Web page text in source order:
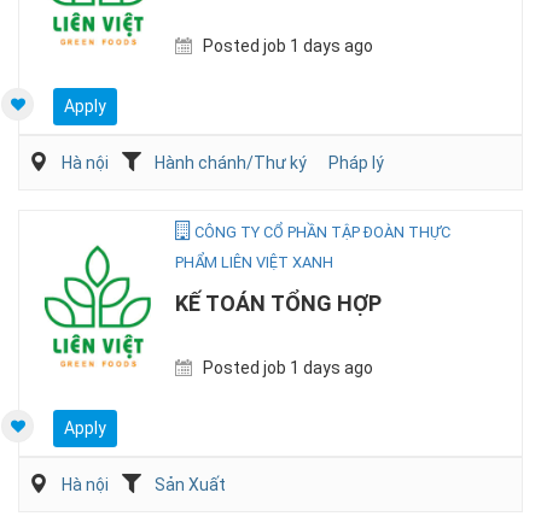
Posted job 1 days ago
Apply
Hà nội Hành chánh/Thư ký Pháp lý
CÔNG TY CỔ PHẦN TẬP ĐOÀN THỰC
PHẨM LIÊN VIỆT XANH
KẾ TOÁN TỔNG HỢP
Posted job 1 days ago
Apply
Hà nội Sản Xuất